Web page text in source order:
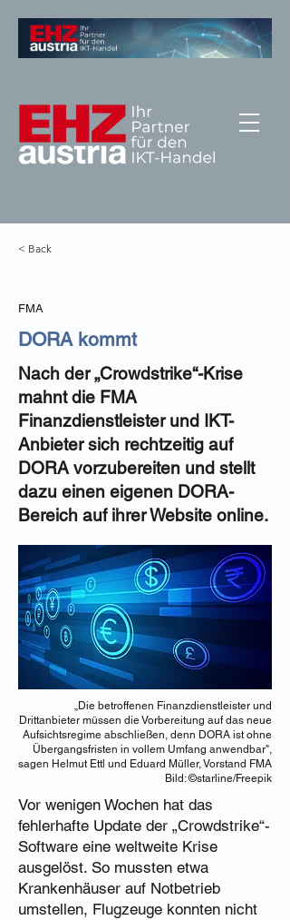
< Back
FMA
DORA kommt
Nach der „Crowdstrike“-Krise
mahnt die FMA
Finanzdienstleister und IKT-
Anbieter sich rechtzeitig auf
DORA vorzubereiten und stellt
dazu einen eigenen DORA-
Bereich auf ihrer Website online.
„Die betroffenen Finanzdienstleister und
Drittanbieter müssen die Vorbereitung auf das neue
Aufsichtsregime abschließen, denn DORA ist ohne
Übergangsfristen in vollem Umfang anwendbar",
sagen Helmut Ettl und Eduard Müller, Vorstand FMA
Bild: ©starline/Freepik
Vor wenigen Wochen hat das
fehlerhafte Update der „Crowdstrike“-
Software eine weltweite Krise
ausgelöst. So mussten etwa
Krankenhäuser auf Notbetrieb
umstellen, Flugzeuge konnten nicht